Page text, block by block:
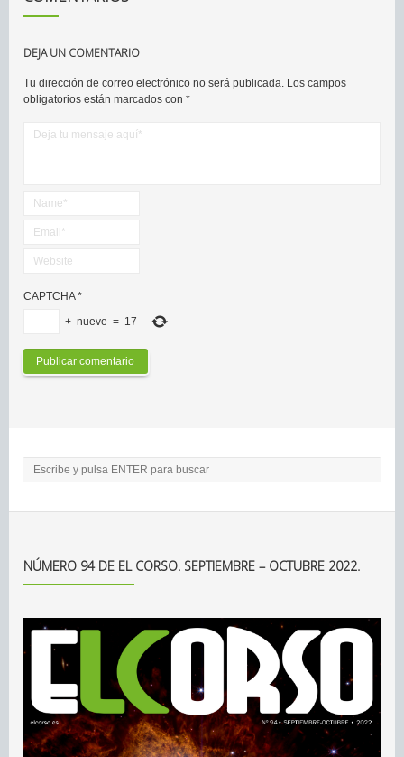
DEJA UN COMENTARIO
Tu dirección de correo electrónico no será publicada. Los campos
obligatorios están marcados con *
CAPTCHA*
+ nueve = 17
NÚMERO 94 DE EL CORSO. SEPTIEMBRE – OCTUBRE 2022.